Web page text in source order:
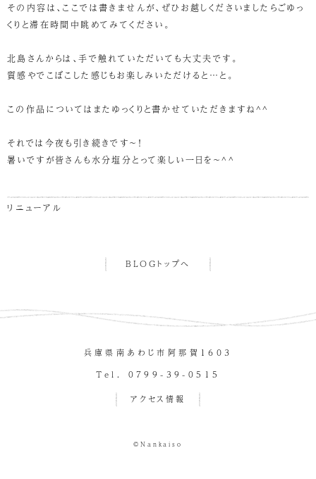
その内容は、ここでは書きませんが、ぜひお越しくださいましたらごゆっ
くりと滞在時間中眺めてみてください。
北島さんからは、手で触れていただいても大丈夫です。
質感やでこぼこした感じもお楽しみいただけると…と。
この作品についてはまたゆっくりと書かせていただきますね^^
それでは今夜も引き続きです～！
暑いですが皆さんも水分塩分とって楽しい一日を～^^
リニューアル
BLOGトップへ
兵庫県南あわじ市阿那賀１６０３
Tel. 0799-39-0515
アクセス情報
©Nankaiso